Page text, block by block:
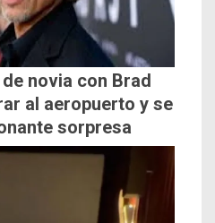
novia con Brad
al aeropuerto y se
sorpresa